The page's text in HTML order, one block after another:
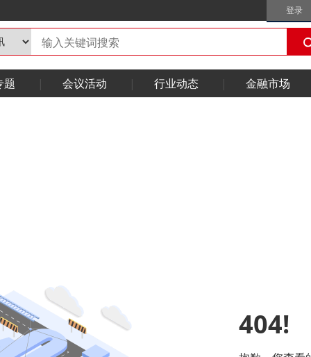
登录
题 会议活动 行业动态 金融市场
404!